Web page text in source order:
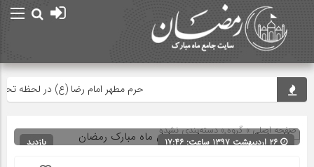
حرم مطهر امام رضا (ع) در لحظه تحویل
صفحه اصلی» گروه » دسته‌بندی نشده
۲۶ اردیبهشت ۱۳۹۷ ساعت: ۱۷:۴۶
بازدید